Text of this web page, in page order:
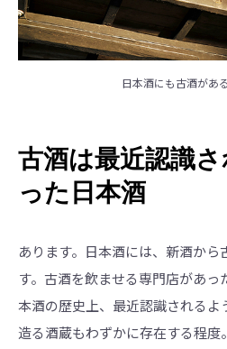
日本酒にも古酒があ
古酒は最近認識
った日本酒
あります。日本酒には、新酒から
す。古酒を飲ませる専門店があっ
本酒の歴史上、最近認識されるよ
造る酒蔵もわずかに存在する程